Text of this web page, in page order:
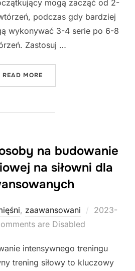
mogą zacząć od 2-
podczas gdy bardziej
wykonywać 3-4 serie po 6-8
Zastosuj …
READ MORE
na budowanie
na siłowni dla
, zaawansowani
Posted
2023-
are Disabled
intensywnego treningu
trening siłowy to kluczowy